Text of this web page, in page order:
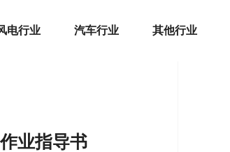
电行业 汽车行业 其他行业
业指导书